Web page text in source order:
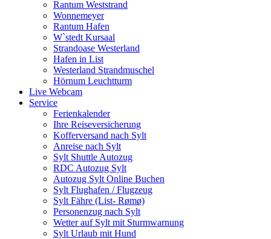
Rantum Weststrand
Wonnemeyer
Rantum Hafen
W`stedt Kursaal
Strandoase Westerland
Hafen in List
Westerland Strandmuschel
Hörnum Leuchtturm
Live Webcam
Service
Ferienkalender
Ihre Reiseversicherung
Kofferversand nach Sylt
Anreise nach Sylt
Sylt Shuttle Autozug
RDC Autozug Sylt
Autozug Sylt Online Buchen
Sylt Flughafen / Flugzeug
Sylt Fähre (List- Rømø)
Personenzug nach Sylt
Wetter auf Sylt mit Sturmwarnung
Sylt Urlaub mit Hund